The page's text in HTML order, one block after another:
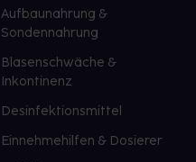
Aufbaunahrung &
Sondennahrung
Blasenschwäche &
Inkontinenz
Desinfektionsmittel
Einnehmehilfen & Dosierer